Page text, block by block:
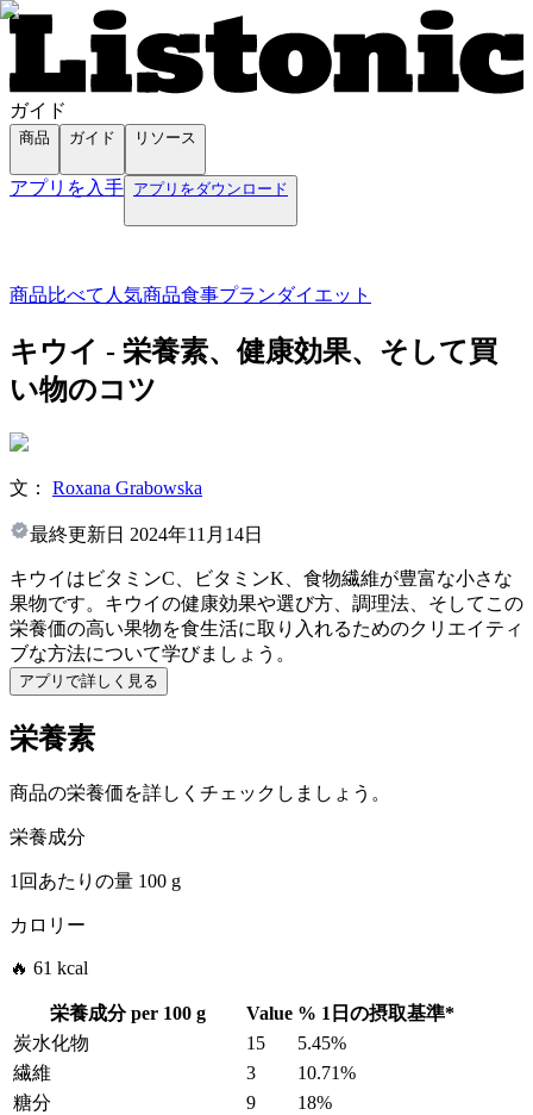
ガイド
商品 ガイド リソース
アプリを入手 アプリをダウンロード
商品比べて 人気商品食事プランダイエット
キウイ - 栄養素、健康効果、そして買
い物のコツ
文： Roxana Grabowska
最終更新日 2024年11月14日
キウイはビタミンC、ビタミンK、食物繊維が豊富な小さな
果物です。キウイの健康効果や選び方、調理法、そしてこの
栄養価の高い果物を食生活に取り入れるためのクリエイティ
ブな方法について学びましょう。
アプリで詳しく見る
栄養素
商品の栄養価を詳しくチェックしましょう。
栄養成分
1回あたりの量 100 g
カロリー
🔥 61 kcal
栄養成分 per 100 g Value % 1日の摂取基準*
炭水化物
15
5.45%
繊維
3
10.71%
糖分
9
18%